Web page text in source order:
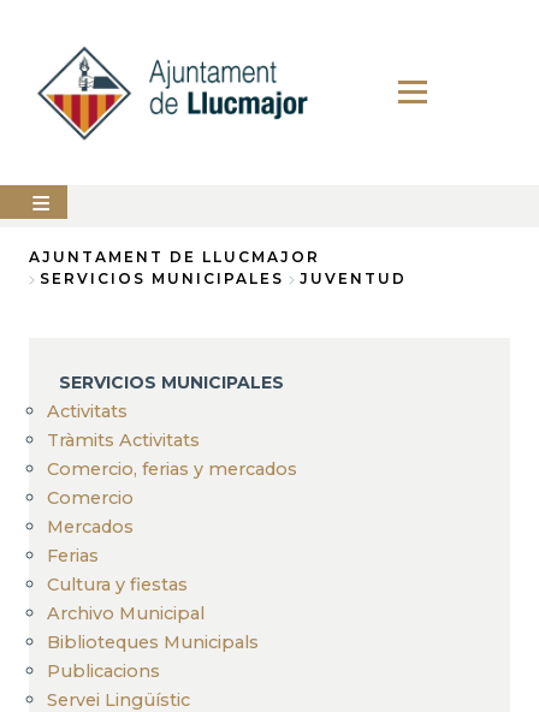
contenido
principal
AYUNTAMIENTO
PERFIL
DEL
ANUNCIOS
de
ayuda
a
la
navegación
AJUNTAMENT DE LLUCMAJOR
SERVICIOS MUNICIPALES
JUVENTUD
SERVICIOS MUNICIPALES
Activitats
Tràmits Activitats
Comercio, ferias y mercados
Comercio
Mercados
Ferias
Cultura y fiestas
Archivo Municipal
Biblioteques Municipals
Publicacions
Servei Lingüístic